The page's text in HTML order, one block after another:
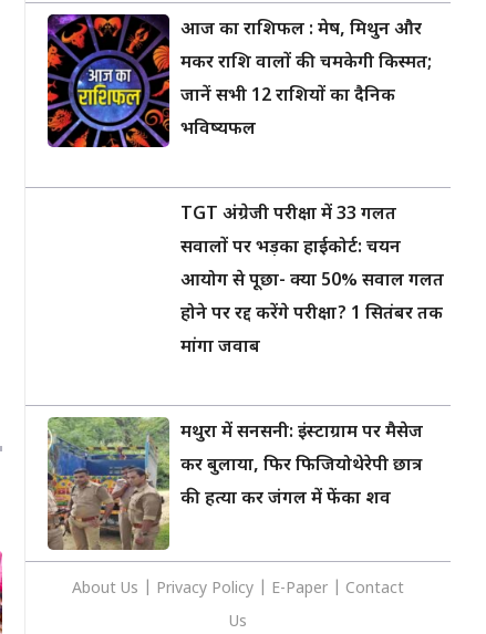
आज का राशिफल : मेष, मिथुन और
मकर राशि वालों की चमकेगी किस्मत;
जानें सभी 12 राशियों का दैनिक
भविष्यफल
TGT अंग्रेजी परीक्षा में 33 गलत
सवालों पर भड़का हाईकोर्ट: चयन
आयोग से पूछा- क्या 50% सवाल गलत
होने पर रद्द करेंगे परीक्षा? 1 सितंबर तक
मांगा जवाब
मथुरा में सनसनी: इंस्टाग्राम पर मैसेज
कर बुलाया, फिर फिजियोथेरेपी छात्र
की हत्या कर जंगल में फेंका शव
About Us Privacy Policy E-Paper
Contact
Us